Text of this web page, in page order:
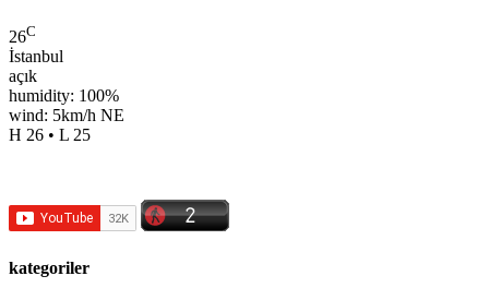
26C
İstanbul
açık
humidity: 100%
wind: 5km/h NE
H 26 • L 25
kategoriler